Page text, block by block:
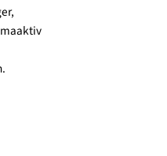
© RM-Engineering